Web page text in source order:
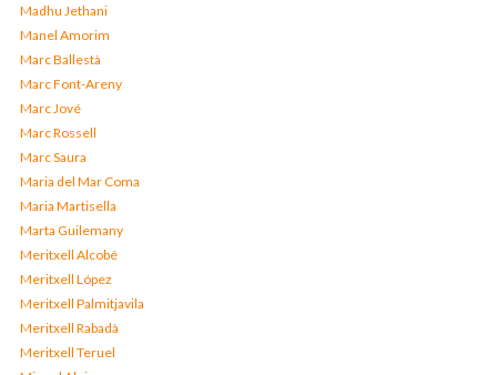
Madhu Jethani
Manel Amorim
Marc Ballestà
Marc Font-Areny
Marc Jové
Marc Rossell
Marc Saura
Maria del Mar Coma
Maria Martisella
Marta Guilemany
Meritxell Alcobé
Meritxell López
Meritxell Palmitjavila
Meritxell Rabadà
Meritxell Teruel